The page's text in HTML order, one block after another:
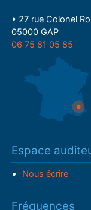
• 27 rue Colonel
05000 GAP
06 75 81 05 85
Espace
Nous écrire
Fréquences